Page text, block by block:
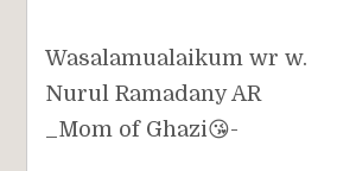
Wasalamualaikum wr w.
Nurul Ramadany AR
_Mom of Ghazi😘-